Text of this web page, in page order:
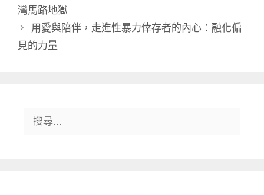
灣馬路地獄
用愛與陪伴，走進性暴力倖存者的內心：融化偏
見的力量
尋: